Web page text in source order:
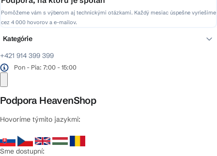
Pomôžeme vám s výberom aj technickými otázkami. Každý mesiac úspešne vyriešime
cez 4 000 hovorov a e-mailov.
+421 914 399 399
Pon - Pia: 7:00 - 15:00
Podpora HeavenShop
Hovoríme týmito jazykmi:
Sme dostupní:
Kategórie